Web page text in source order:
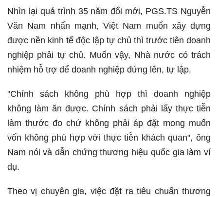
Nhìn lại quá trình 35 năm đổi mới, PGS.TS Nguyễn
Văn Nam nhấn mạnh, Việt Nam muốn xây dựng
được nền kinh tế độc lập tự chủ thì trước tiên doanh
nghiệp phải tự chủ. Muốn vậy, Nhà nước có trách
nhiệm hỗ trợ để doanh nghiệp đứng lên, tự lập.
"Chính sách không phù hợp thì doanh nghiệp
không làm ăn được. Chính sách phải lấy thực tiễn
làm thước đo chứ không phải áp đặt mong muốn
vốn không phù hợp với thực tiễn khách quan", ông
Nam nói và dẫn chứng thương hiệu quốc gia làm ví
dụ.
Theo vị chuyên gia, việc đặt ra tiêu chuẩn thương